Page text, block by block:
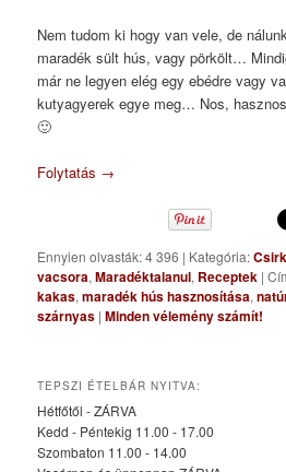
Nem tudom ki hogy van vele, de
maradék sült hús, vagy pörkölt…
már ne legyen elég egy ebédre vagy
kutyagyerek egye meg… Nos,
🙂
Folytatás →
Ennyien olvasták: 4 396 | Kategória:
vacsora,Maradéktalanul, Receptek |
kakas,maradék hús hasznosítása,
szárnyas |Minden vélemény számít!
TEPSZI ÉTELBÁR NYITVA:
Hétfőtől - ZÁRVA
Kedd - Péntekig 11.00 - 17.00
Szombaton 11.00 - 14.00